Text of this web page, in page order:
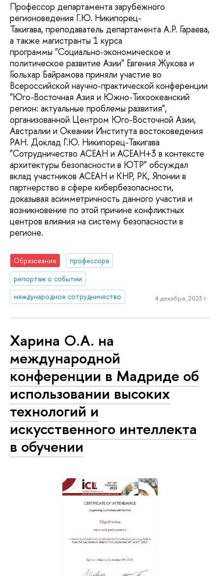
Профессор департамента зарубежного
регионоведения Г.Ю. Никипорец-
Такигава, преподаватель департамента А.Р. Гараева,
а также магистранты 1 курса
программы "Социально-экономическое и
политическое развитие Азии" Евгения Жукова и
Гюльхар Байрамова приняли участие во
Всероссийской научно-практической конференции
"Юго-Восточная Азия и Южно-Тихоокеанский
регион: актуальные проблемы развития",
организованной Центром Юго-Восточной Азии,
Австралии и Океании Института востоковедения
РАН. Доклад Г.Ю. Никипорец-Такигава
"Сотрудничество АСЕАН и АСЕАН+3 в контексте
архитектуры безопасности в ЮТР" обсуждал
вклад участников АСЕАН и КНР, РК, Японии в
партнерство в сфере кибербезопасности,
доказывая асимметричность данного участия и
возникновение по этой причине конфликтных
центров влияния на систему безопасности в
регионе.
Образование
профессора
репортаж о событии
международное сотрудничество
4 декабря, 2023 г.
Харина О.А. на
международной
конференции в Мадриде об
использовании высоких
технологий и
искусственного интеллекта
в обучении